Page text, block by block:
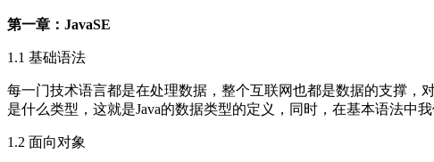
第一章：JavaSE
1.1 基础语法
每一门技术语言都是在处理数据，整个互联网也都是数据的支撑，
是什么类型，这就是Java的数据类型的定义，同时，在基本语法中
1.2 面向对象